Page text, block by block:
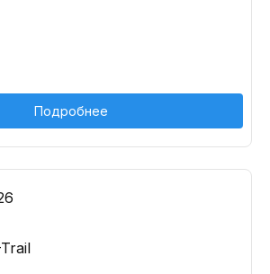
Подробнее